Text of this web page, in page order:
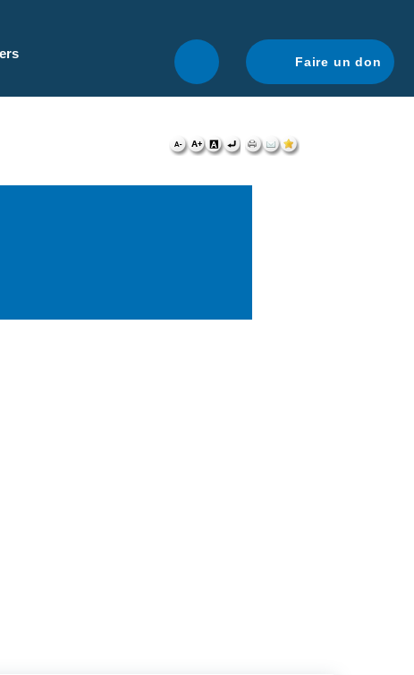
une navigation optimale.
Faire un don